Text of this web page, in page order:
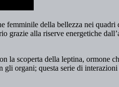
femminile della bellezza nei
alla riserve energetiche
scoperta della leptina, ormone
organi; questa serie di